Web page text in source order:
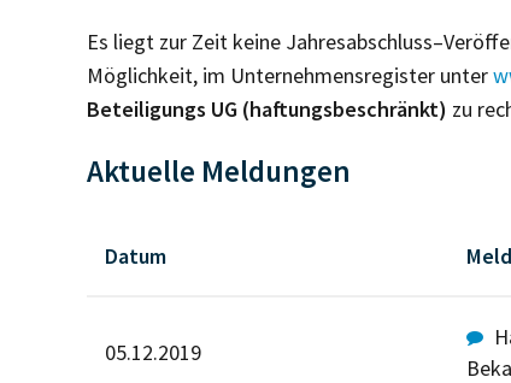
Es liegt zur Zeit keine
Möglichkeit, im Unternehmensregister unter
Beteiligungs UG (haftungsbeschränkt) zu
Aktuelle Meldungen
Datum
05.12.2019